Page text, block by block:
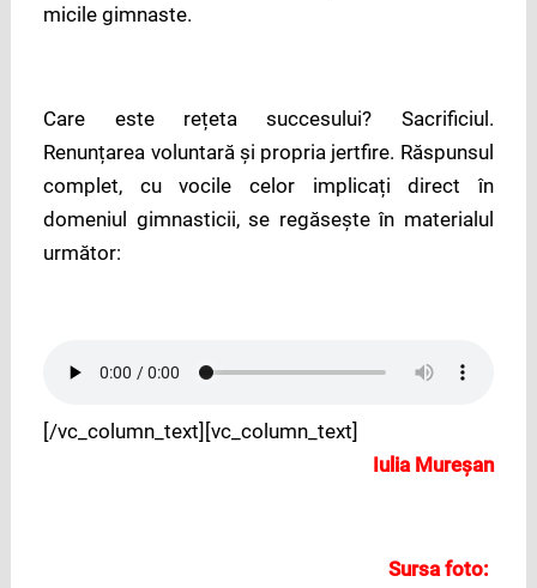
micile gimnaste.
Care este rețeta succesului? Sacrificiul.
Renunțarea voluntară și propria jertfire. Răspunsul
complet, cu vocile celor implicați direct în
domeniul gimnasticii, se regăsește în materialul
următor:
[/vc_column_text][vc_column_text]
Iulia Mureșan
Sursa foto: